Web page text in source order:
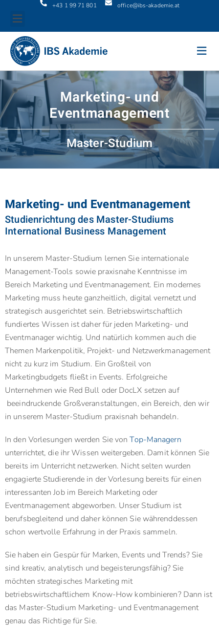
+43 1 99 71 801 office@ibs-akademie.at
Marketing- und
Eventmanagement
Master-Studium
Marketing- und Eventmanagement
Studienrichtung des Master-Studiums
International Business Management
In unserem Master-Studium lernen Sie internationale
Management-Tools sowie praxisnahe Kenntnisse im
Bereich Marketing und Eventmanagement. Ein modernes
Marketing muss heute ganzheitlich, digital vernetzt und
strategisch ausgerichtet sein. Betriebswirtschaftlich
fundiertes Wissen ist daher für jeden Marketing- und
Eventmanager wichtig. Und natürlich kommen auch die
Themen Markenpolitik, Projekt- und Netzwerkmanagement
nicht zu kurz im Studium. Ein Großteil von
Marketingbudgets fließt in Events. Erfolgreiche
Unternehmen wie Red Bull oder DocLX setzen auf
beeindruckende Großveranstaltungen, ein Bereich, den wir
in unserem Master-Studium praxisnah behandeln.
In den Vorlesungen werden Sie vonTop-Managern
unterrichtet, die ihr Wissen weitergeben. Damit können Sie
bereits im Unterricht netzwerken. Nicht selten wurden
engagierte Studierende in der Vorlesung bereits für einen
interessanten Job im Bereich Marketing oder
Eventmanagement abgeworben. Unser Studium ist
berufsbegleitend und daher können Sie währenddessen
schon wertvolle Erfahrung in der Praxis sammeln.
Sie haben ein Gespür für Marken, Events und Trends? Sie
sind kreativ, analytisch und begeisterungsfähig? Sie
möchten strategisches Marketing mit
betriebswirtschaftlichem Know-How kombinieren? Dann ist
das Master-Studium Marketing- und Eventmanagement
genau das Richtige für Sie.